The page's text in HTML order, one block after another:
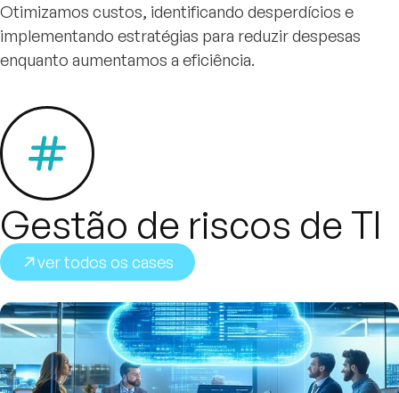
Otimizamos custos, identificando desperdícios e
implementando estratégias para reduzir despesas
enquanto aumentamos a eficiência.
Gestão de riscos de TI
ver todos os cases